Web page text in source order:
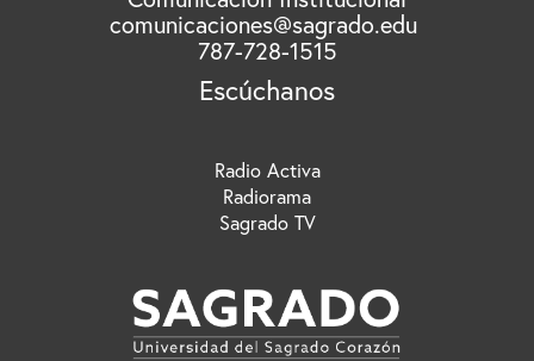
comunicaciones@sagrado.edu
787-728-1515
Escúchanos
Radio Activa
Radiorama
Sagrado TV